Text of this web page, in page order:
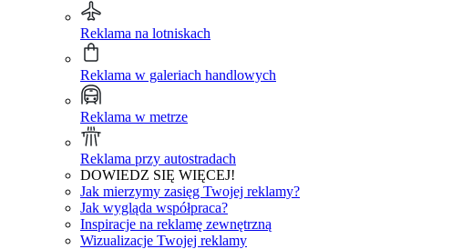
Reklama na lotniskach
Reklama w galeriach handlowych
Reklama w metrze
Reklama przy autostradach
DOWIEDZ SIĘ WIĘCEJ!
Jak mierzymy zasięg Twojej reklamy?
Jak wygląda współpraca?
Inspiracje na reklamę zewnętrzną
Wizualizacje Twojej reklamy